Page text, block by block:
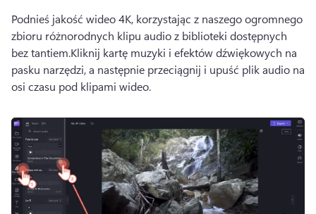
Podnieś jakość wideo 4K, korzystając z naszego ogromnego
zbioru różnorodnych klipu audio z biblioteki dostępnych
bez tantiem.Kliknij kartę muzyki i efektów dźwiękowych na
pasku narzędzi, a następnie przeciągnij i upuść plik audio na
osi czasu pod klipami wideo.